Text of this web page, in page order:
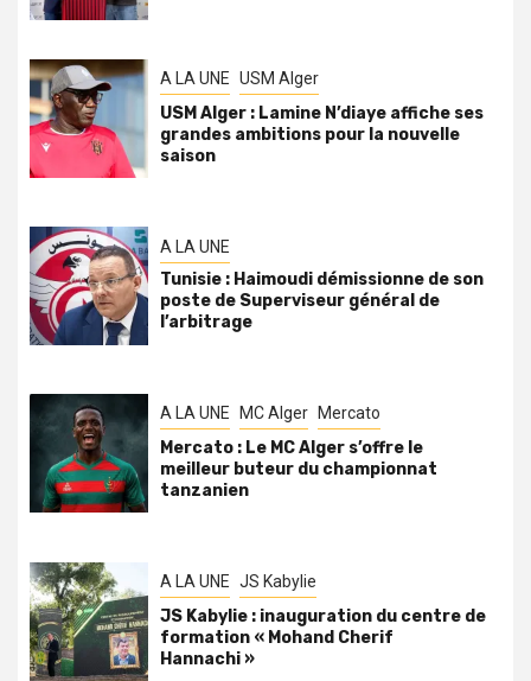
A LA UNE USM Alger
USM Alger : Lamine N’diaye affiche ses
grandes ambitions pour la nouvelle
saison
A LA UNE
Tunisie : Haimoudi démissionne de son
poste de Superviseur général de
l’arbitrage
A LA UNE MC Alger Mercato
Mercato : Le MC Alger s’offre le
meilleur buteur du championnat
tanzanien
A LA UNE JS Kabylie
JS Kabylie : inauguration du centre de
formation « Mohand Cherif
Hannachi »